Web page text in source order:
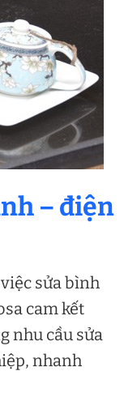
– điện
sửa bình
cam kết
nhu cầu sửa
nhanh